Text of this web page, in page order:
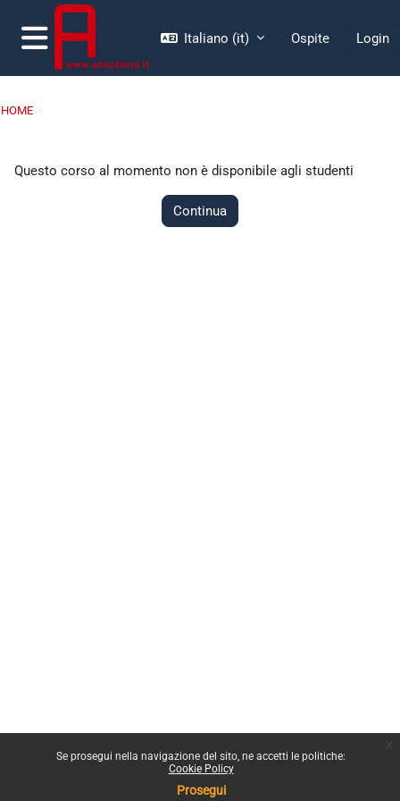
Vai al contenuto principale
Se prosegui nella navigazione del sito, ne accetti le politiche:
Cookie Policy
Prosegui
Pannello laterale
Italiano ‎(it)‎ Ospite Login
HOME
Questo corso al momento non è disponibile agli studenti
Continua